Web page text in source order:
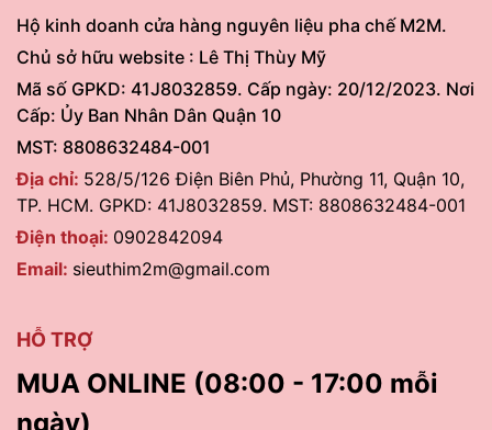
Hộ kinh doanh cửa hàng nguyên liệu pha chế M2M.
Chủ sở hữu website : Lê Thị Thùy Mỹ
Mã số GPKD: 41J8032859. Cấp ngày: 20/12/2023. Nơi
Cấp: Ủy Ban Nhân Dân Quận 10
MST: 8808632484-001
Địa chỉ: 528/5/126 Điện Biên Phủ, Phường 11, Quận 10,
TP. HCM. GPKD: 41J8032859. MST: 8808632484-001
Điện thoại: 0902842094
Email: sieuthim2m@gmail.com
HỖ TRỢ
MUA ONLINE (08:00 - 17:00 mỗi
ngày)